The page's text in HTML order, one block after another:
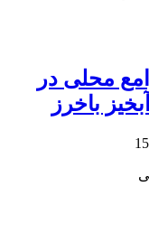
محلی در
باخرز